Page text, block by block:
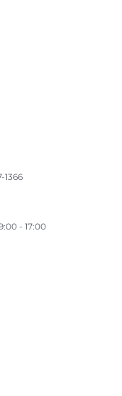
1366
- 17:00